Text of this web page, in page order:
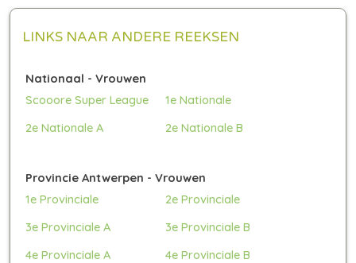
LINKS NAAR ANDERE REEKSEN
Nationaal - Vrouwen
Scooore Super League
1e Nationale
2e Nationale A
2e Nationale B
Provincie Antwerpen - Vrouwen
1e Provinciale
2e Provinciale
3e Provinciale A
3e Provinciale B
4e Provinciale A
4e Provinciale B